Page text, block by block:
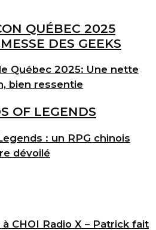
Québec 2025: Une nette
bien ressentie
: un RPG chinois
dévoilé
CHOI Radio X – Patrick fait